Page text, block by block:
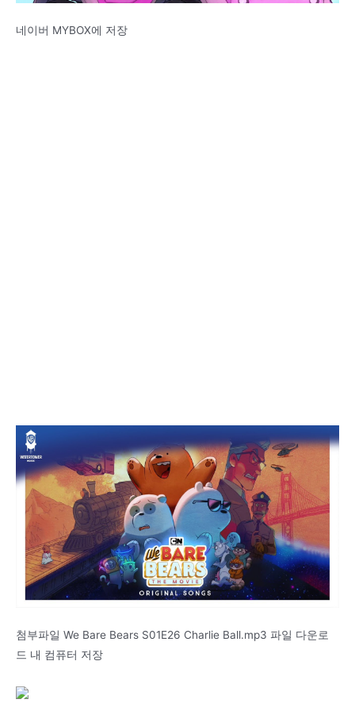
네이버 MYBOX에 저장
첨부파일 We Bare Bears S01E26 Charlie Ball.mp3 파일 다운로
드 내 컴퓨터 저장